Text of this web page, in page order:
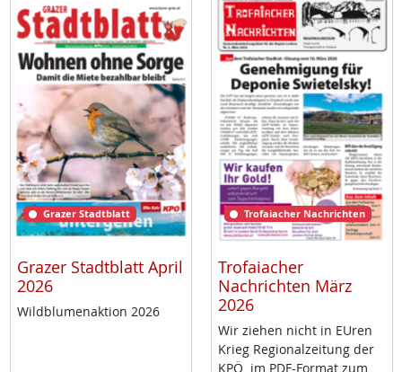
Grazer Stadtblatt
Grazer Stadtblatt April
2026
Wild­blu­men­ak­ti­on 2026
Trofaiacher Nachrichten
Trofaiacher
Nachrichten März
2026
Wir zie­hen nicht in EU­ren
Krieg Re­gio­nal­zei­tung der
KPÖ im PDF-For­mat zum